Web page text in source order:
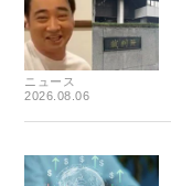
ニュース
2026.08.06